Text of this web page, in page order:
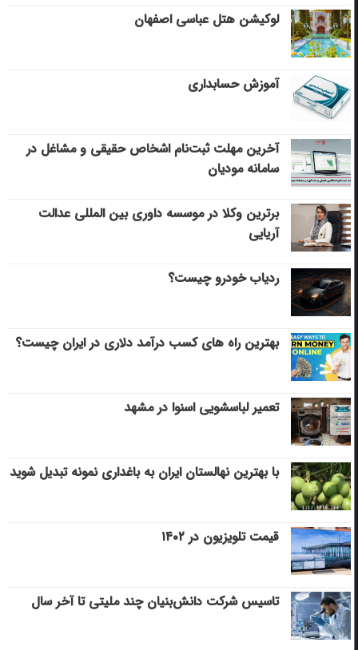
لوکیشن هتل عباسی اصفهان
آموزش حسابداری
آخرین مهلت ثبت‌نام اشخاص حقیقی و مشاغل در
سامانه مودیان
برترین وکلا در موسسه داوری بین المللی عدالت
آریایی
ردیاب خودرو چیست؟
بهترین راه های کسب درآمد دلاری در ایران چیست؟
تعمیر لباسشویی اسنوا در مشهد
با بهترین نهالستان ایران به باغداری نمونه تبدیل شوید
قیمت تلویزیون در ۱۴۰۲
تاسیس شرکت دانش‌بنیان چند ملیتی تا آخر سال